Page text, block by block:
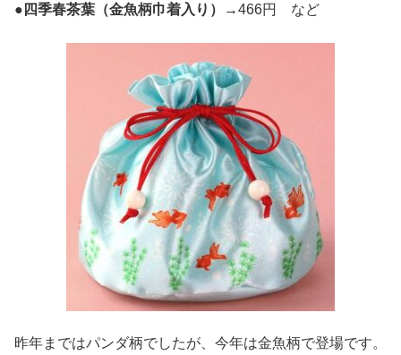
● 四季春茶葉（金魚柄巾着入り） →466円 など
昨年まではパンダ柄でしたが、今年は金魚柄で登場です。